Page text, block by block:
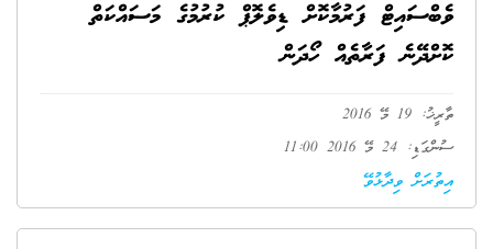
ވެބްސައިޓް ފަރުމާކޮށް ޑިވެލޮޕް ކުރުމުގެ މަސައްކަތް
ކޮށްދޭނެ ފަރާތެއް ހޯދަން
ތާރީޚު: 19 މޭ 2016
ސުންގަޑި: 24 މޭ 2016 11:00
އިތުރަށް ވިދާޅުވޭ